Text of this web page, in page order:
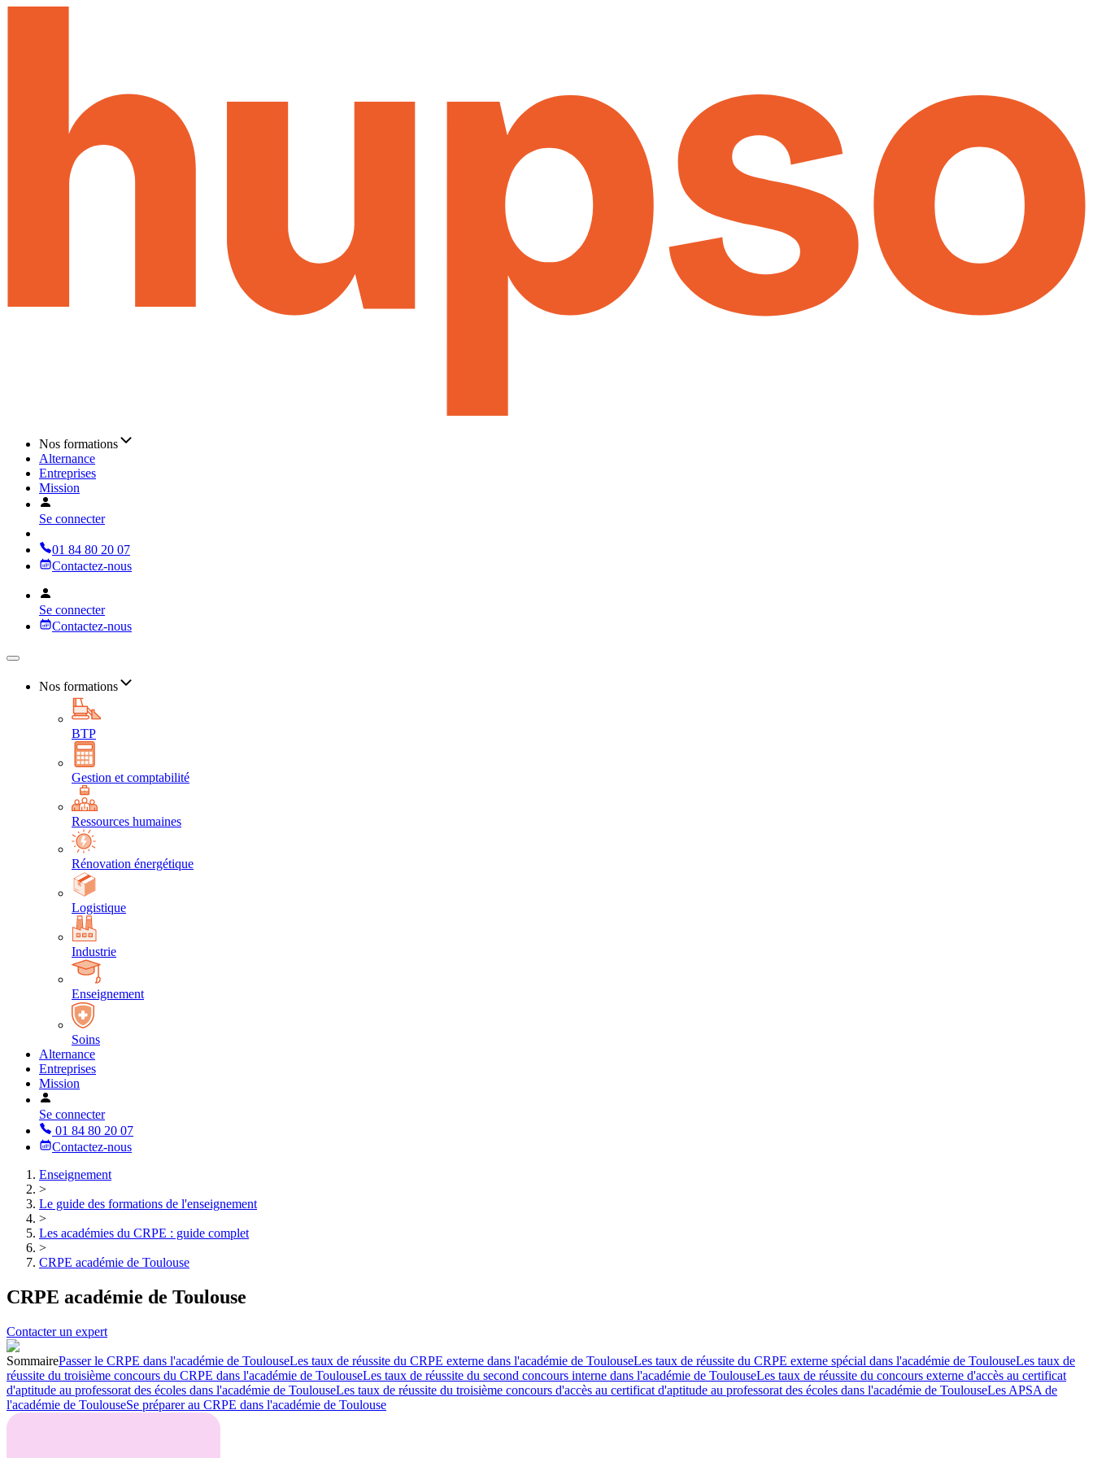
Nos formations
Alternance
Entreprises
Mission
Se connecter
01 84 80 20 07
Contactez-nous
Se connecter
Contactez-nous
Nos formations
BTP
Gestion et comptabilité
Ressources humaines
Rénovation énergétique
Logistique
Industrie
Enseignement
Soins
Alternance
Entreprises
Mission
Se connecter
01 84 80 20 07
Contactez-nous
Enseignement
>
Le guide des formations de l'enseignement
>
Les académies du CRPE : guide complet
>
CRPE académie de Toulouse
CRPE académie de Toulouse
Contacter un expert
SommairePasser le CRPE dans l'académie de ToulouseLes taux de réussite du CRPE externe dans l'académie de ToulouseLes taux de réussite du CRPE externe spécial dans l'académie de ToulouseLes taux de
réussite du troisième concours du CRPE dans l'académie de ToulouseLes taux de réussite du second concours interne dans l'académie de ToulouseLes taux de réussite du concours externe d'accès au certificat
d'aptitude au professorat des écoles dans l'académie de ToulouseLes taux de réussite du troisième concours d'accès au certificat d'aptitude au professorat des écoles dans l'académie de ToulouseLes APSA de
l'académie de ToulouseSe préparer au CRPE dans l'académie de Toulouse